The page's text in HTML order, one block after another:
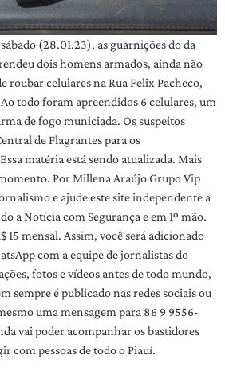
(28.01.23), as guarnições do da
dois homens armados, ainda não
roubar celulares na Rua Felix Pacheco,
todo foram apreendidos 6 celulares, um
de fogo municiada. Os suspeitos
de Flagrantes para os
matéria está sendo atualizada. Mais
Por Millena Araújo Grupo Vip
e ajude este site independente a
a Notícia com Segurança e em 1º mão.
15 mensal. Assim, você será adicionado
com a equipe de jornalistas do
fotos e vídeos antes de todo mundo,
sempre é publicado nas redes sociais ou
uma mensagem para 86 9 9556-
vai poder acompanhar os bastidores
com pessoas de todo o Piauí.